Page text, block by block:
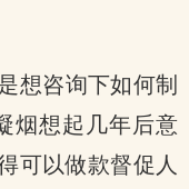
想咨询下如何制
烟想起几年后意
可以做款督促人